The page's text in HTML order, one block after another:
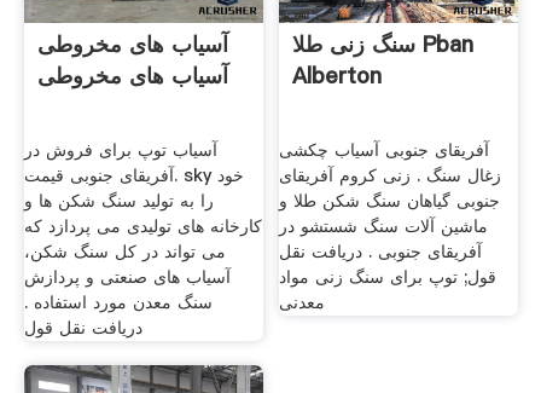
آسیاب های مخروطی
آسیاب های مخروطی
آسیاب توپ برای فروش در
آفریقای جنوبی قیمت. sky خود
را به تولید سنگ شکن ها و
کارخانه های تولیدی می پردازد که
می تواند در کل سنگ شکن،
آسیاب های صنعتی و پردازش
سنگ معدن مورد استفاده .
دریافت نقل قول
سنگ زنی طلا Pban
Alberton
آفریقای جنوبی آسیاب چکشی
زغال سنگ . زنی کروم آفریقای
جنوبی گیاهان سنگ شکن طلا و
ماشین آلات سنگ شستشو در
آفریقای جنوبی . دریافت نقل
قول; توپ برای سنگ زنی مواد
معدنی